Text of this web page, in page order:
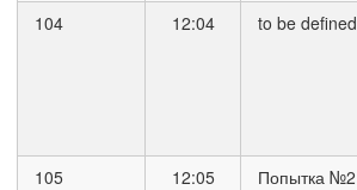
104 12:04 to be defined
105 12:05 Попытка №2